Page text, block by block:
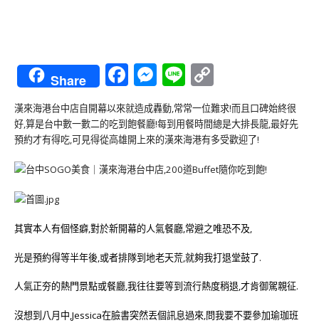
Share Facebook
Messenger
Line
Link
漢來海港台中店自開幕以來就造成轟動,常常一位難求!而且口碑始終很
好,算是台中數一數二的吃到飽餐廳!每到用餐時間總是大排長龍,最好先
預約才有得吃,可見得從高雄開上來的漢來海港有多受歡迎了!
其實本人有個怪癖,對於新開幕的人氣餐廳,常避之唯恐不及,
光是預約得等半年後,或者排隊到地老天荒,就夠我打退堂鼓了.
人氣正夯的熱門景點或餐廳,我往往要等到流行熱度稍退,才肯御駕親征.
沒想到八月中,Jessica在臉書突然丟個訊息過來,問我要不要參加瑜珈班